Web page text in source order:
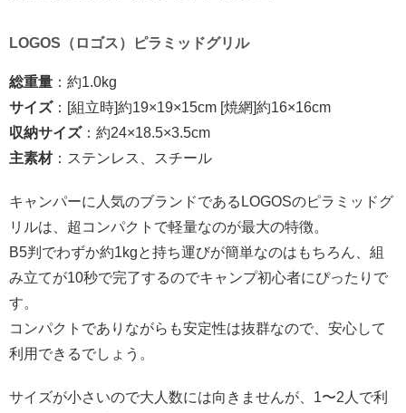
LOGOS（ロゴス）ピラミッドグリル
総重量 ：約1.0kg
サイズ：[組立時]約19×19×15cm [焼網]約16×16cm
収納サイズ：約24×18.5×3.5cm
主素材：ステンレス、スチール
キャンパーに人気のブランドであるLOGOSのピラミッドグ
リルは、超コンパクトで軽量なのが最大の特徴。
B5判でわずか約1kgと持ち運びが簡単なのはもちろん、組
み立てが10秒で完了するのでキャンプ初心者にぴったりで
す。
コンパクトでありながらも安定性は抜群なので、安心して
利用できるでしょう。
サイズが小さいので大人数には向きませんが、1〜2人で利